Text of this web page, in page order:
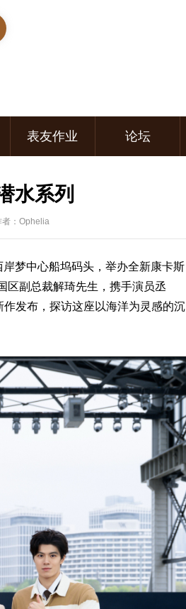
表友作业 论坛
水系列
者：Ophelia
岸梦中心船坞码头，举办全新康卡斯
区副总裁解琦先生，携手演员丞
发布，探访这座以海洋为灵感的沉